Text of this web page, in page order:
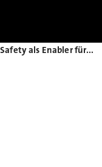
Torsten Gollewski: Safety als Enabler für Automatisiertes Fahren (AD)